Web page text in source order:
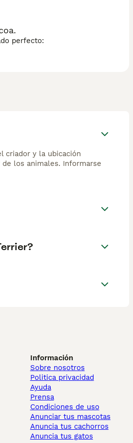
perfecto:
criador y la ubicación
los animales. Informarse
Información
Sobre nosotros
Politica privacidad
Ayuda
Prensa
Condiciones de uso
Anunciar tus mascotas
Anuncia tus cachorros
Anuncia tus gatos